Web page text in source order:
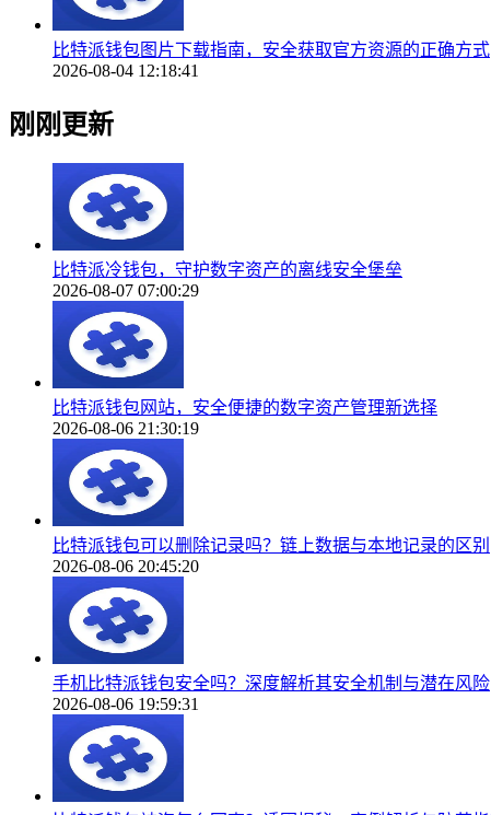
比特派钱包图片下载指南，安全获取官方资源的正确方式
2026-08-04 12:18:41
刚刚更新
比特派冷钱包，守护数字资产的离线安全堡垒
2026-08-07 07:00:29
比特派钱包网站，安全便捷的数字资产管理新选择
2026-08-06 21:30:19
比特派钱包可以删除记录吗？链上数据与本地记录的区别
2026-08-06 20:45:20
手机比特派钱包安全吗？深度解析其安全机制与潜在风险
2026-08-06 19:59:31